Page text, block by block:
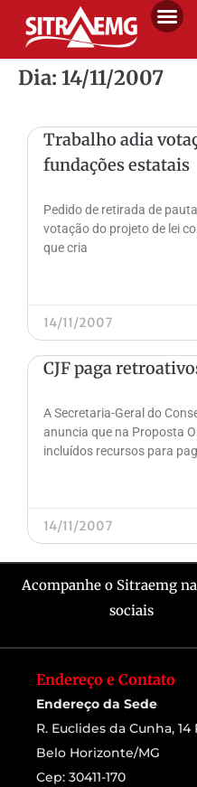
Dia: 14/11/2007
Trabalho adia
fundações estatais
Pedido de retirada de
votação do projeto de lei
que cria
14/11/2007
CJF paga
A Secretaria-Geral do
anuncia que na Proposta
incluídos recursos para
14/11/2007
Acompanhe o Sitraemg
sociais
Endereço e Contato
Endereço da Sede
R. Euclides da Cunha, 14
Belo Horizonte/MG
Cep: 30411-170